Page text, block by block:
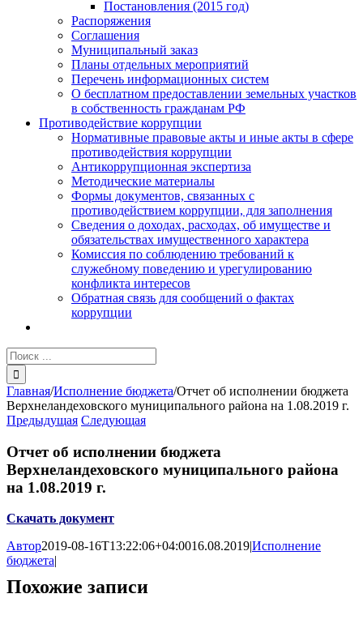
Постановления (2015 год)
Распоряжения
Соглашения
Муниципальный заказ
Планы отдельных мероприятий
Перечень информационных систем
О бесплатном предоставлении земельных участков
в собственность гражданам РФ
Противодействие коррупции
Нормативные правовые акты и иные акты в сфере
противодействия коррупции
Антикоррупционная экспертиза
Методические материалы
Формы документов, связанных с
противодействием коррупции, для заполнения
Сведения о доходах, расходах, об имуществе и
обязательствах имущественного характера
Комиссия по соблюдению требований к
служебному поведению и урегулированию
конфликта интересов
Обратная связь для сообщений о фактах
коррупции
Результат
поиска:
Главная/Исполнение бюджета/Отчет об исполнении бюджета
Верхнеландеховского муниципального района на 1.08.2019 г.
Предыдущая Следующая
Отчет об исполнении бюджета
Верхнеландеховского муниципального района
на 1.08.2019 г.
Скачать документ
Автор2019-08-16T13:22:06+04:0016.08.2019|Исполнение
бюджета|
Похожие записи